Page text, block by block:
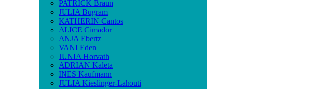
PATRICK Braun
JULIA Bugram
KATHERIN Cantos
ALICE Cimador
ANJA Ebertz
VANI Eden
JUNIA Horvath
ADRIAN Kaleta
INES Kaufmann
JULIA Kieslinger-Lahouti